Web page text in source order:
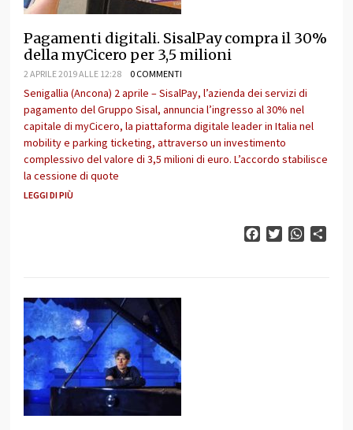
Pagamenti digitali. SisalPay compra il 30%
della myCicero per 3,5 milioni
2 APRILE 2019 ALLE 12:28 0 COMMENTI
Senigallia (Ancona) 2 aprile – SisalPay, l’azienda dei servizi di
pagamento del Gruppo Sisal, annuncia l’ingresso al 30% nel
capitale di myCicero, la piattaforma digitale leader in Italia nel
mobility e parking ticketing, attraverso un investimento
complessivo del valore di 3,5 milioni di euro. L’accordo stabilisce
la cessione di quote
LEGGI DI PIÙ
FacebookTwitter